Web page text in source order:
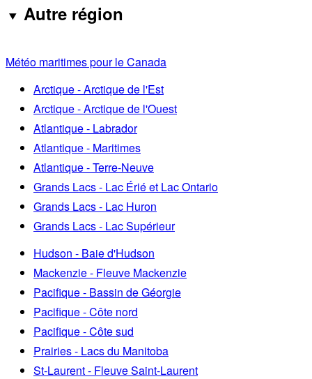
Autre région
Météo maritimes pour le Canada
Arctique - Arctique de l'Est
Arctique - Arctique de l'Ouest
Atlantique - Labrador
Atlantique - Maritimes
Atlantique - Terre-Neuve
Grands Lacs - Lac Érié et Lac Ontario
Grands Lacs - Lac Huron
Grands Lacs - Lac Supérieur
Hudson - Baie d'Hudson
Mackenzie - Fleuve Mackenzie
Pacifique - Bassin de Géorgie
Pacifique - Côte nord
Pacifique - Côte sud
Prairies - Lacs du Manitoba
St-Laurent - Fleuve Saint-Laurent